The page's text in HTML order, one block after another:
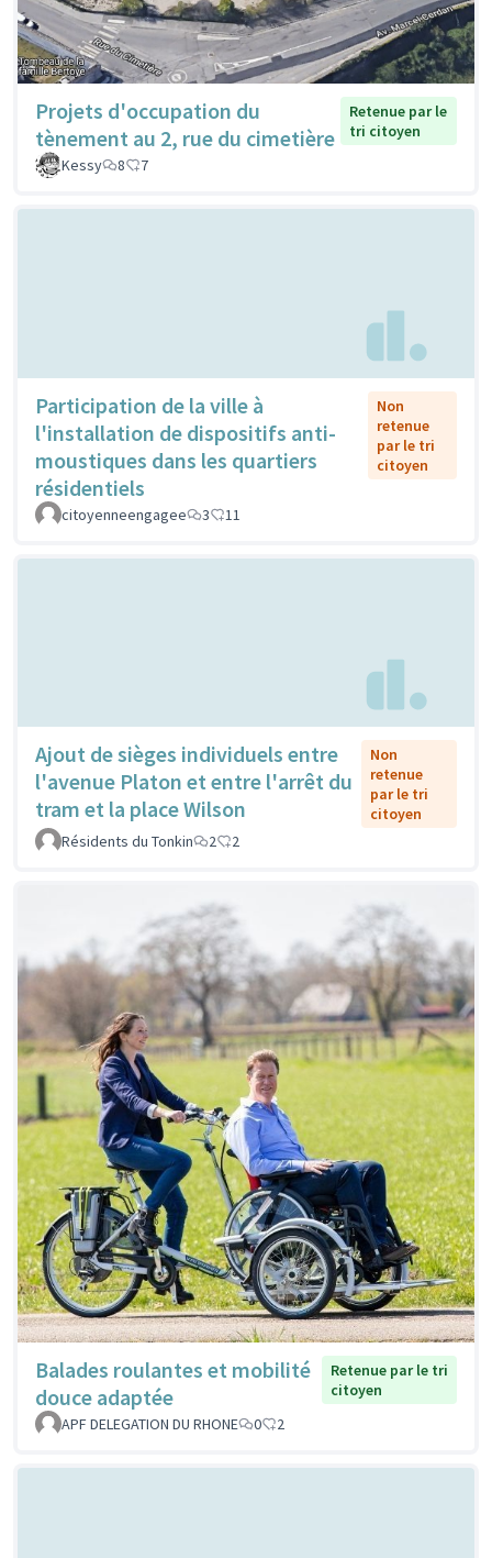
Projets d'occupation du
tènement au 2, rue du cimetière
Retenue par le
tri citoyen
Kessy
8 7
Participation de la ville à
l'installation de dispositifs anti-
moustiques dans les quartiers
résidentiels
Non
retenue
par le tri
citoyen
citoyenneengagee 3 11
Ajout de sièges individuels entre
l'avenue Platon et entre l'arrêt du
tram et la place Wilson
Non
retenue
par le tri
citoyen
Résidents du Tonkin
2 2
Balades roulantes et mobilité
douce adaptée
Retenue par le tri
citoyen
APF DELEGATION DU RHONE
0 2